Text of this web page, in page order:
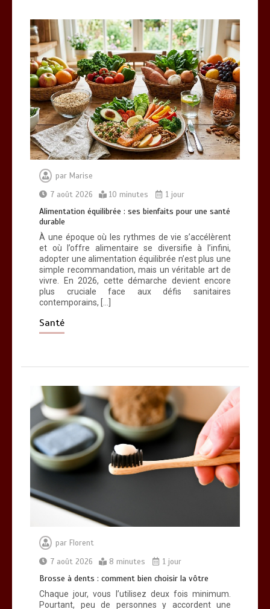
Alimentation équilibrée : ses bienfaits
pour une santé durable
0 10 minutes
Brosse à dents : comment bien choisir
la vôtre
0 8 minutes
par Marise
7 août 2026
10 minutes 1 jour
Alimentation équilibrée : ses bienfaits pour une santé
durable
À une époque où les rythmes de vie s’accélèrent
et où l’offre alimentaire se diversifie à l’infini,
adopter une alimentation équilibrée n’est plus une
simple recommandation, mais un véritable art de
vivre. En 2026, cette démarche devient encore
plus cruciale face aux défis sanitaires
contemporains, […]
Santé
par Florent
7 août 2026
8 minutes 1 jour
Brosse à dents : comment bien choisir la vôtre
Chaque jour, vous l’utilisez deux fois minimum.
Pourtant, peu de personnes y accordent une